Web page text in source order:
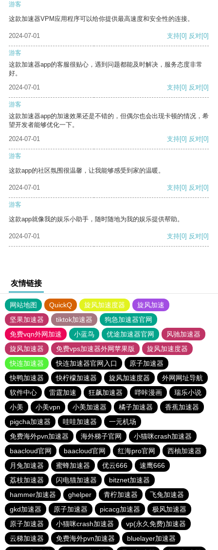
游客
这款加速器VPM应用程序可以给你提供最高速度和安全性的连接。
2024-07-01 支持[0] 反对[0]
游客
这款加速器app的客服很贴心，遇到问题都能及时解决，服务态度非常
好。
2024-07-01
支持[0] 反对[0]
游客
这款加速器app的加速效果还是不错的，但偶尔也会出现卡顿的情况，希
望开发者能够优化一下。
2024-07-01
支持[0] 反对[0]
游客
这款app的社区氛围很温馨，让我能够感受到家的温暖。
2024-07-01 支持[0] 反对[0]
游客
这款app就像我的娱乐小助手，随时随地为我的娱乐提供帮助。
2024-07-01 支持[0] 反对[0]
友情链接
网站地图 QuickQ 旋风加速度器
旋风加速
坚果加速器
tiktok加速器
狗急加速器官网
免费vqn外网加速
小蓝鸟 优途加速器官网
风驰加速器
旋风加速器
免费vps加速器外网苹果版
旋风加速度器
快连加速器
快连加速器官网入口
原子加速器
快鸭加速器
快柠檬加速器 旋风加速度器
外网网址导航
软件中心
雷霆加速 狂飙加速器 哔咔漫画
瑞乐小说
小美
小美vpn 小美加速器 橘子加速器
香蕉加速器
pigcha加速器
哇哇加速器
一元机场
免费海外pvn加速器
海外梯子官网
小猫咪crash加速器
baacloud官网
baacloud官网 红海pro官网
西柚加速器
月兔加速器
蜜蜂加速器 优云666
速鹰666
荔枝加速器
闪电猫加速器
bitznet加速器
hammer加速器
ghelper 青柠加速器
飞兔加速器
gkd加速器
原子加速器 picacg加速器
极风加速器
原子加速器
小猫咪crash加速器
vp(永久免费)加速器
云梯加速器
免费海外pvn加速器
bluelayer加速器